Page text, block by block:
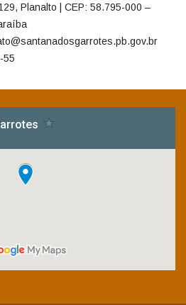
Planalto | CEP: 58.795-000 –
55